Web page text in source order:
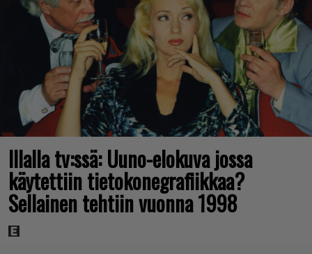
Illalla tv:ssä: Uuno-elokuva jossa
käytettiin tietokonegrafiikkaa?
Sellainen tehtiin vuonna 1998